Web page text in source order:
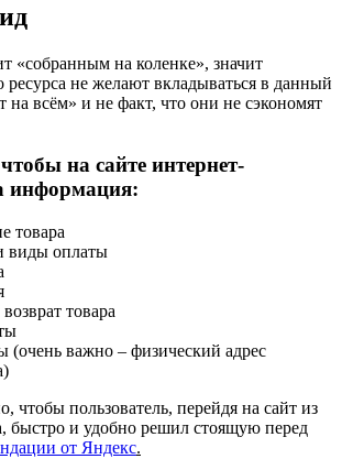
«собранным на коленке», значит
ресурса не желают вкладываться в данный
на всём» и не факт, что они не сэкономят
на сайте интернет-
информация:
товара
оплаты
товара
(очень важно – физический адрес
чтобы пользователь, перейдя на сайт из
быстро и удобно решил стоящую перед
от Яндекс.